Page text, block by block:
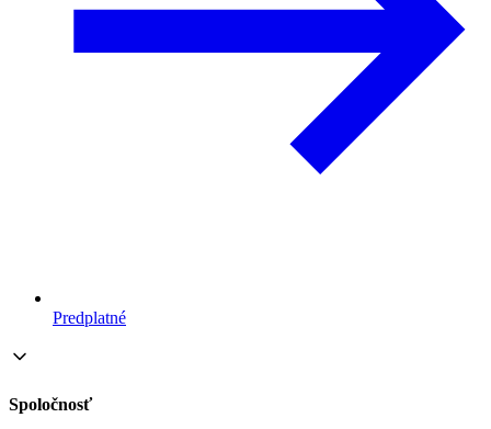
Predplatné
Spoločnosť